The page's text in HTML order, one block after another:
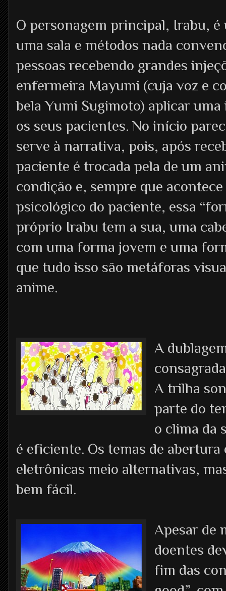
O personagem principal, Irabu,
uma sala e métodos nada
pessoas recebendo grandes
enfermeira Mayumi (cuja voz e
bela Yumi Sugimoto) aplicar
os seus pacientes. No início
serve à narrativa, pois, após
paciente é trocada pela de um
condição e, sempre que
psicológico do paciente, essa
próprio Irabu tem a sua, uma
com uma forma jovem e uma
que tudo isso são metáforas
anime.
A
A trilha
parte do
o clima da
é eficiente. Os temas de
eletrônicas meio alternativas,
bem fácil.
Apesar de
doentes
fim das